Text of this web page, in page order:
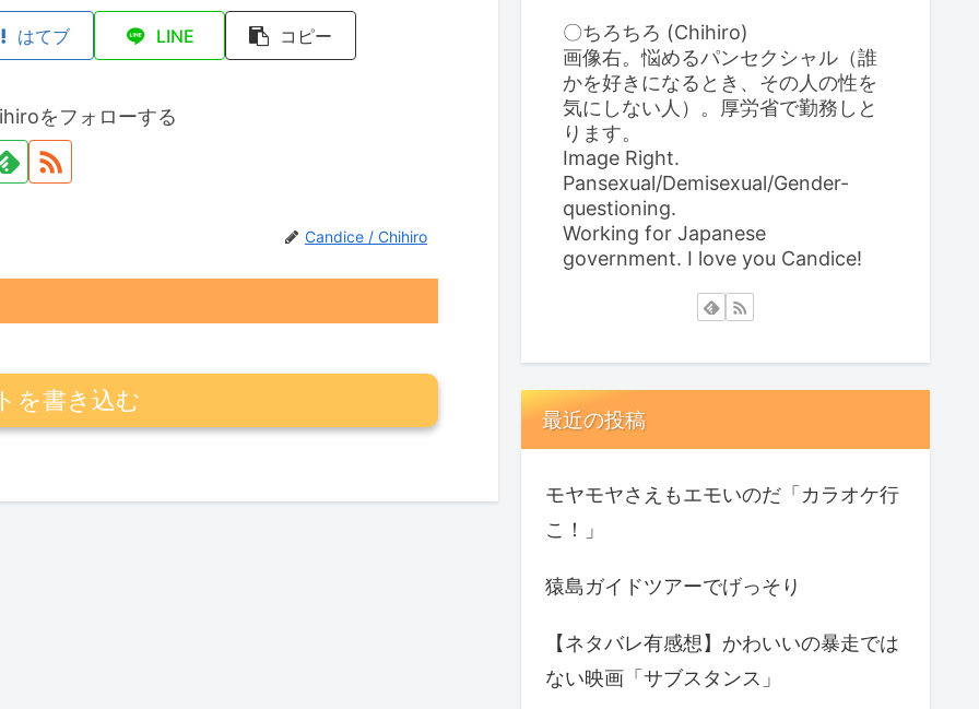
はてブ LINE コピー
をフォローする
Candice / Chihiro
を書き込む
〇ちろちろ (Chihiro)
画像右。悩めるパンセクシャル（誰
かを好きになるとき、その人の性を
気にしない人）。厚労省で勤務しと
ります。
Image Right.
Pansexual/Demisexual/Gender-
questioning.
Working for Japanese
government. I love you Candice!
最近の投稿
モヤモヤさえもエモいのだ「カラオケ行
こ！」
猿島ガイドツアーでげっそり
【ネタバレ有感想】かわいいの暴走では
ない映画「サブスタンス」